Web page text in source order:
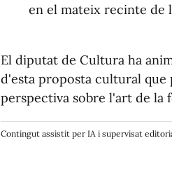
en el mateix recinte de
El diputat de Cultura ha
d'esta proposta cultural
perspectiva sobre l'art de la
Contingut assistit per IA i supervisat